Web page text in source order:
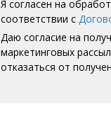
Я согласен на
соответствии с
Даю согласие на
маркетинговых
отказаться от